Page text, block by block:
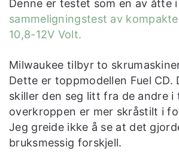
Denne er testet som en av åtte i
sammeligningstest av
10,8-12V Volt.
Milwaukee tilbyr to
Dette er toppmodellen Fuel CD.
skiller den seg litt fra de andre i
overkroppen er mer skråstilt i
Jeg greide ikke å se at det
bruksmessig forskjell.